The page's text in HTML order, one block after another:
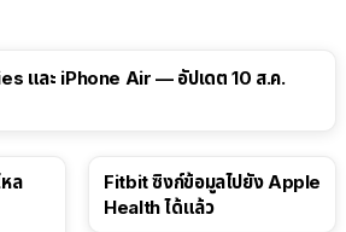
และ iPhone Air — อัปเดต 10 ส.ค.
ล
Fitbit ซิงก์ข้อมูลไปยัง Apple
Health ได้แล้ว